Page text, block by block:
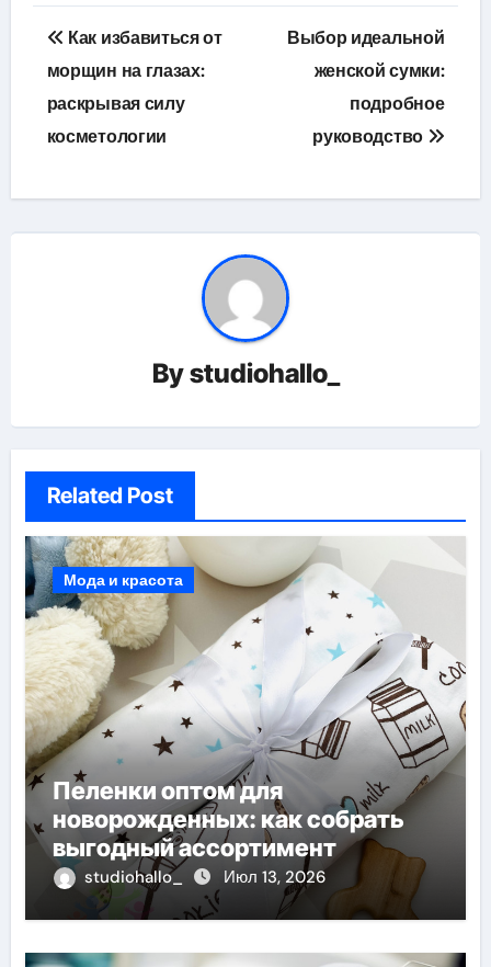
Навигация
по
записям
Как избавиться от
морщин на глазах:
раскрывая силу
косметологии
Выбор идеальной
женской сумки:
подробное
руководство
Bystudiohallo_
Related Post
Мода и красота
Пеленки оптом для
новорожденных: как собрать
выгодный ассортимент
studiohallo_ Июл 13, 2026